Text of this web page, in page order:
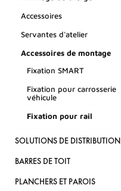
Accessoires
Servantes d'atelier
Accessoires de montage
Fixation SMART
Fixation pour carrosserie
véhicule
Fixation pour rail
SOLUTIONS DE DISTRIBUTION
BARRES DE TOIT
PLANCHERS ET PAROIS